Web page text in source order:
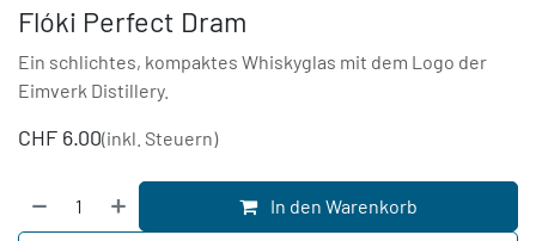
Flóki Perfect Dram
Ein schlichtes, kompaktes Whiskyglas mit dem Logo der
Eimverk Distillery.
CHF 6.00(inkl. Steuern)
In den Warenkorb